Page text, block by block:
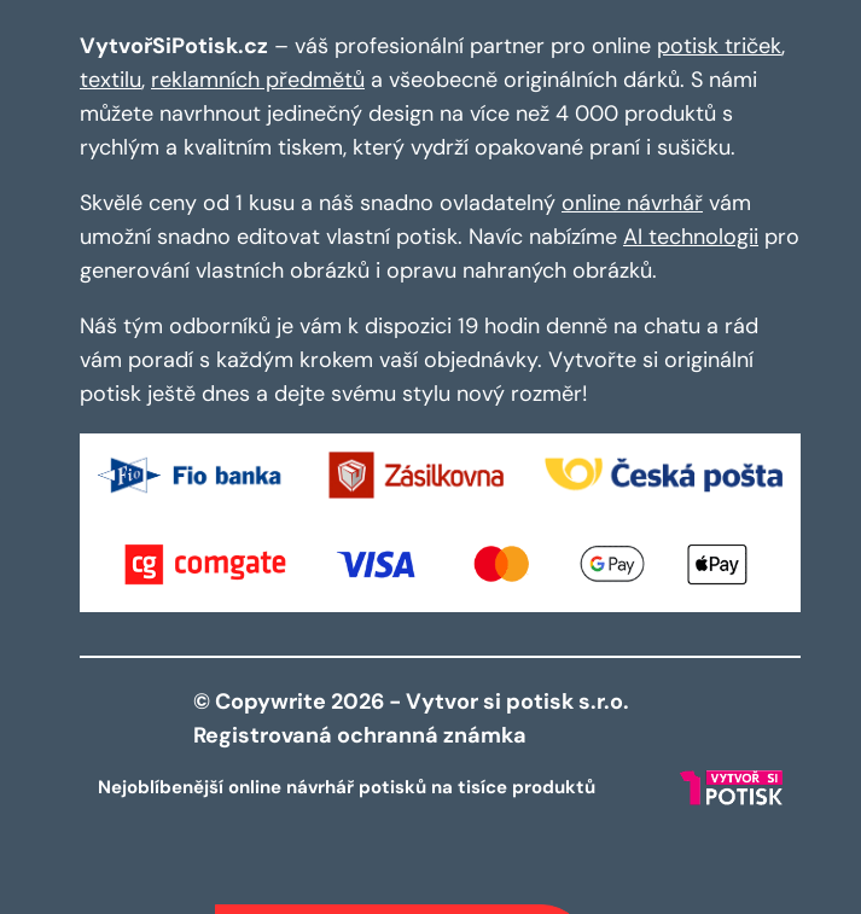
VytvořSiPotisk.cz – váš profesionální partner pro online potisk triček,
textilu, reklamních předmětů a všeobecně originálních dárků. S námi
můžete navrhnout jedinečný design na více než 4 000 produktů s
rychlým a kvalitním tiskem, který vydrží opakované praní i sušičku.
Skvělé ceny od 1 kusu a náš snadno ovladatelný online návrhář vám
umožní snadno editovat vlastní potisk. Navíc nabízíme AI technologii pro
generování vlastních obrázků i opravu nahraných obrázků.
Náš tým odborníků je vám k dispozici 19 hodin denně na chatu a rád
vám poradí s každým krokem vaší objednávky. Vytvořte si originální
potisk ještě dnes a dejte svému stylu nový rozměr!
© Copywrite 2026 - Vytvor si potisk s.r.o.
Registrovaná ochranná známka
Nejoblíbenější online návrhář potisků na tisíce produktů